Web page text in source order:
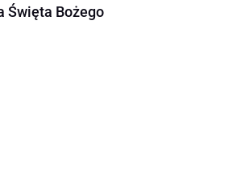
Święta Bożego